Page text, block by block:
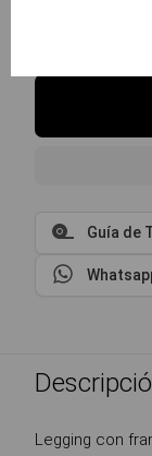
Guía de
Legging con